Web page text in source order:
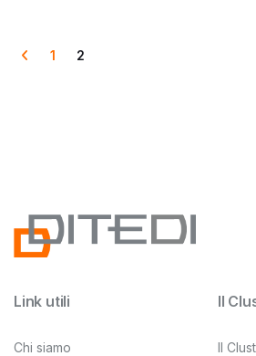
1 2
Link utili
Chi siamo
Il
Il